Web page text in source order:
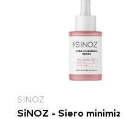
SINOZ
SiNOZ - Siero